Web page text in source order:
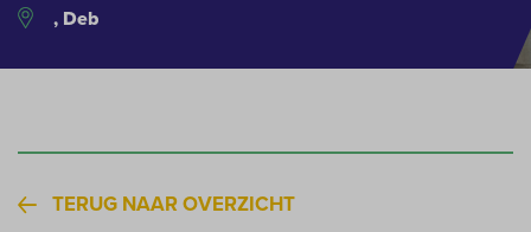
, Deb
TERUG NAAR OVERZICHT